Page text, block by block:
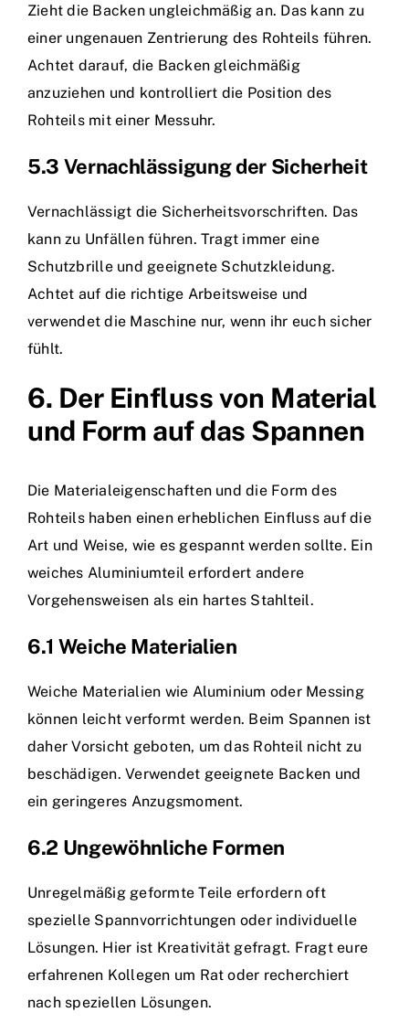
Zieht die Backen ungleichmäßig an. Das kann zu
einer ungenauen Zentrierung des Rohteils führen.
Achtet darauf, die Backen gleichmäßig
anzuziehen und kontrolliert die Position des
Rohteils mit einer Messuhr.
5.3 Vernachlässigung der Sicherheit
Vernachlässigt die Sicherheitsvorschriften. Das
kann zu Unfällen führen. Tragt immer eine
Schutzbrille und geeignete Schutzkleidung.
Achtet auf die richtige Arbeitsweise und
verwendet die Maschine nur, wenn ihr euch sicher
fühlt.
6. Der Einfluss von Material
und Form auf das Spannen
Die Materialeigenschaften und die Form des
Rohteils haben einen erheblichen Einfluss auf die
Art und Weise, wie es gespannt werden sollte. Ein
weiches Aluminiumteil erfordert andere
Vorgehensweisen als ein hartes Stahlteil.
6.1 Weiche Materialien
Weiche Materialien wie Aluminium oder Messing
können leicht verformt werden. Beim Spannen ist
daher Vorsicht geboten, um das Rohteil nicht zu
beschädigen. Verwendet geeignete Backen und
ein geringeres Anzugsmoment.
6.2 Ungewöhnliche Formen
Unregelmäßig geformte Teile erfordern oft
spezielle Spannvorrichtungen oder individuelle
Lösungen. Hier ist Kreativität gefragt. Fragt eure
erfahrenen Kollegen um Rat oder recherchiert
nach speziellen Lösungen.